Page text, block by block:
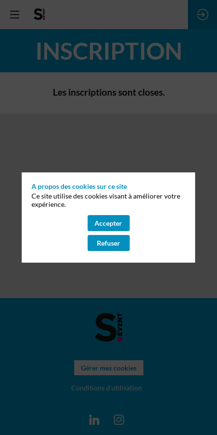
INSCRIPTION
Les inscriptions sont closes.
Gérer mes cookies
Conditions d'utilisation
A propos des cookies sur ce site
Ce site utilise des cookies visant à améliorer votre
expérience.
Accepter
Refuser